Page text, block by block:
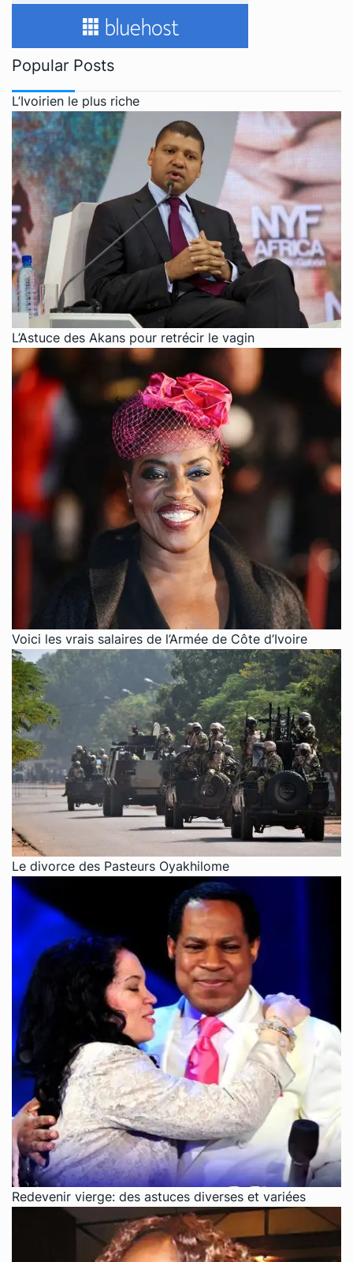
Popular Posts
L’Ivoirien le plus riche
L’Astuce des Akans pour retrécir le vagin
Voici les vrais salaires de l’Armée de Côte d’Ivoire
Le divorce des Pasteurs Oyakhilome
Redevenir vierge: des astuces diverses et variées